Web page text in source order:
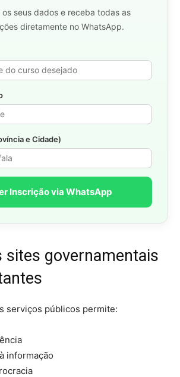
os seus dados e receba todas as
diretamente no WhatsApp.
e Cidade)
Inscrição via WhatsApp
sites governamentais
serviços públicos permite:
informação